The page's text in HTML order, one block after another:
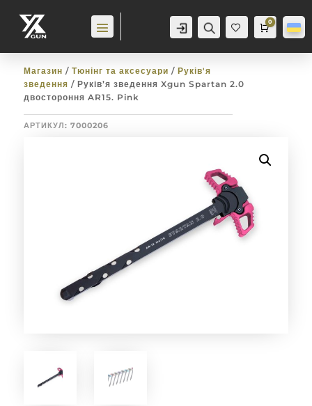
Аккаунт Пошук
Баж
анн
Cart
0
0,0грн
Магазин / Тюнінг та аксесуари / Руків'я
зведення / Руків’я зведення Xgun Spartan 2.0
двостороння AR15. Pink
АРТИКУЛ: 7000206